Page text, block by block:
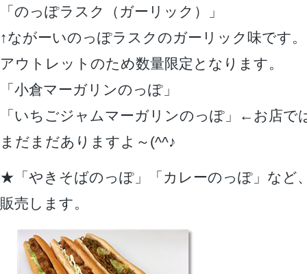
「のっぽラスク（ガーリック）」
↑ながーいのっぽラスクのガーリック味です。
アウトレットのため数量限定となります。
「小倉マーガリンのっぽ」
「いちごジャムマーガリンのっぽ」←お店で
まだまだありますよ～(^^♪
★「やきそばのっぽ」「カレーのっぽ」など
販売します。